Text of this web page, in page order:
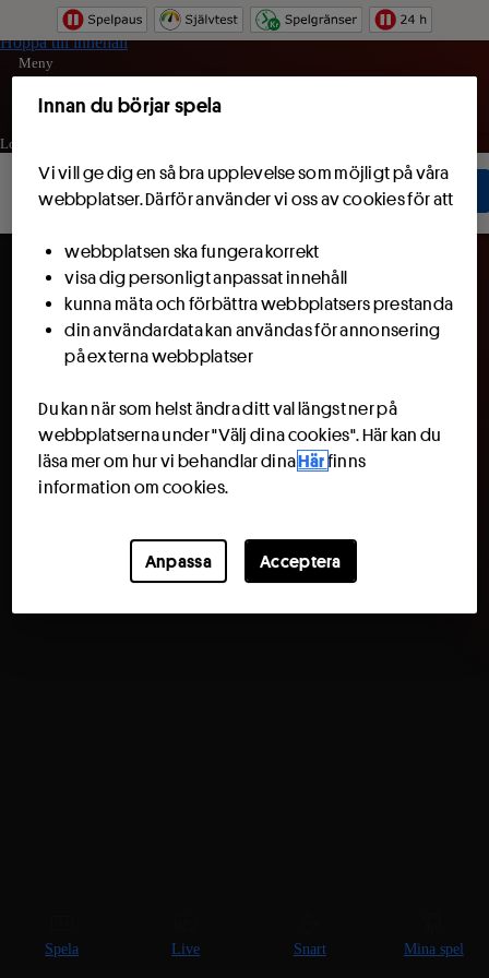
Hoppa till innehåll
Meny
Logga in
Bli kund och få 100 kr att spela för.Läs mer Bli kund
Spela Live Snart Mina spel
Innan du börjar spela
Vi vill ge dig en så bra upplevelse som möjligt på våra
webbplatser. Därför använder vi oss av cookies för att
webbplatsen ska fungera korrekt
visa dig personligt anpassat innehåll
kunna mäta och förbättra webbplatsers prestanda
din användardata kan användas för annonsering
på externa webbplatser
Du kan när som helst ändra ditt val längst ner på
webbplatserna under "Välj dina cookies". Här kan du
läsa mer om hur vi behandlar dinaHär finns
information om cookies.
Anpassa Acceptera